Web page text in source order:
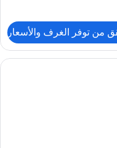
من توفر الغرف والأسعار
بار وخزنة داخل الغرفة ومكتب